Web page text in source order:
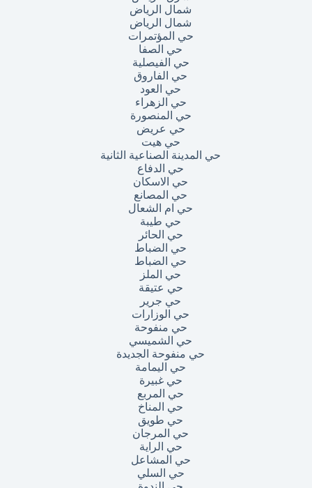
شمال الرياض
شمال الرياض
حي المؤتمرات
حي الصفا
حي الفيصلية
حي الفاروق
حي العود
حي الزهراء
حي المنصورة
حي عريض
حي هيت
حي المدينة الصناعية الثانية
حي الدفاع
حي الاسكان
حي المصانع
حي ام الشعال
حي طيبة
حي الحائر
حي الضباط
حي الضباط
حي الملز
حي عتيقة
حي جرير
حي الوزارات
حي منفوحة
حي الشميسي
حي منفوحة الجديدة
حي اليمامة
حي غبيرة
حي المربع
حي المناخ
حي طويق
حي المرجان
حي الراية
حي المشاعل
حي السلي